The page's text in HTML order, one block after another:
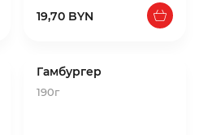
19,70 BYN
Гамбургер
190г